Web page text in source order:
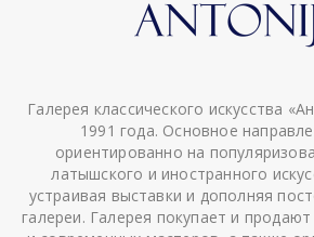
Галерея классического искусства
1991 года. Основное
ориентированно на
латышского и иностранного
устраивая выставки и дополняя
галереи. Галерея покупает и